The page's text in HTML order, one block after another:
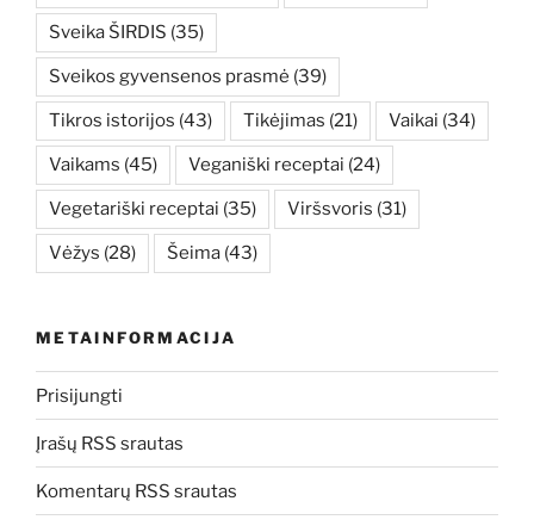
Sveika ŠIRDIS (35)
Sveikos gyvensenos prasmė (39)
Tikros istorijos (43) Tikėjimas (21) Vaikai (34)
Vaikams (45) Veganiški receptai (24)
Vegetariški receptai (35) Viršsvoris (31)
Vėžys (28) Šeima (43)
METAINFORMACIJA
Prisijungti
Įrašų RSS srautas
Komentarų RSS srautas